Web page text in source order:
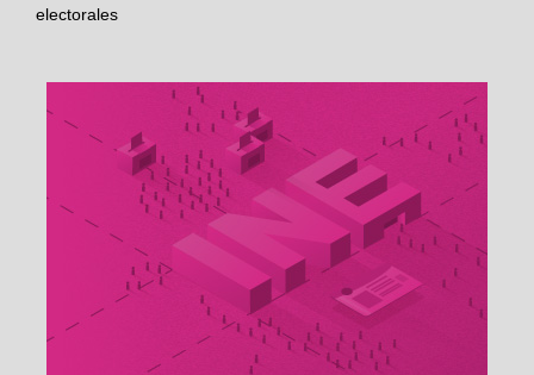
electorales